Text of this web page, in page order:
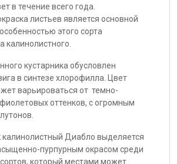
в течение всего года.
листьев является основной
этого сорта
калинолистного.
кустарника обусловлен
в синтезе хлорофилла. Цвет
варьироваться от темно-
оттенков, с огромным
калинолистный Диабло выделяется
пурпурным окрасом среди
который местами может